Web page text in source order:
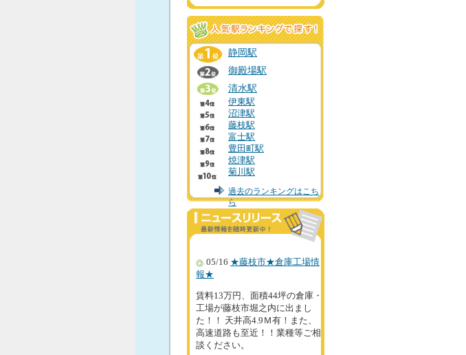
静岡駅
御殿場駅
清水駅
伊東駅
沼津駅
藤枝駅
富士駅
豊田町駅
焼津駅
菊川駅
過去のランキングはこち
ら
05/16 ★藤枝市★倉庫工場情
報★
賃料13万円、面積44坪の倉庫・
工場が藤枝市堀之内に出まし
た！！ 天井高4.9Ｍ有！また、
高速道路も至近！！業種等ご相
談ください。